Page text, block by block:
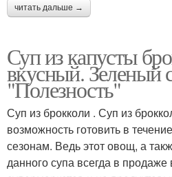
читать дальше →
Суп из капусты
вкусный. Зеленый
"Полезность"
Суп из брокколи . Суп из
возможность готовить в
сезонам. Ведь этот овощ, а
данного супа всегда в